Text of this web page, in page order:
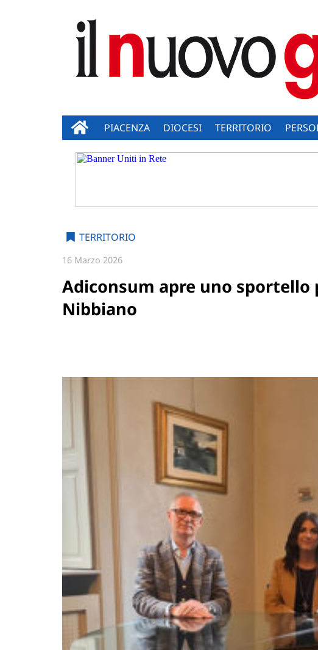
PIACENZA DIOCESI TERRITORIO
TERRITORIO
16 Marzo 2026
Adiconsum apre uno sportello
Nibbiano